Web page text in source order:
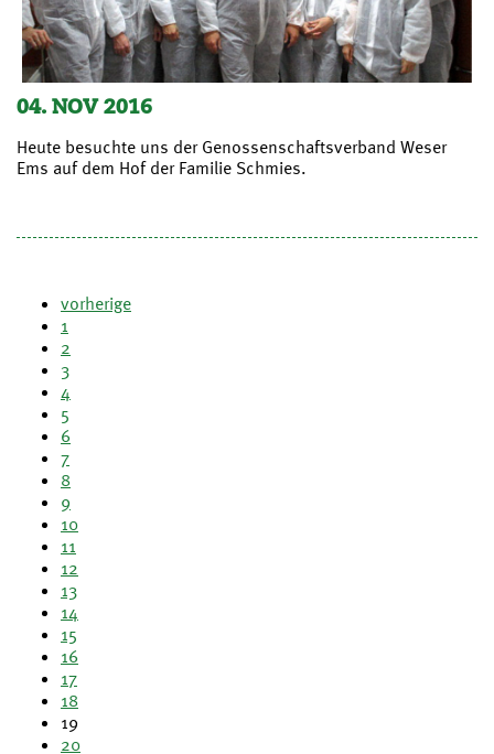
04. NOV 2016
Heute besuchte uns der Genossenschaftsverband Weser
Ems auf dem Hof der Familie Schmies.
vorherige
1
2
3
4
5
6
7
8
9
10
11
12
13
14
15
16
17
18
19
20